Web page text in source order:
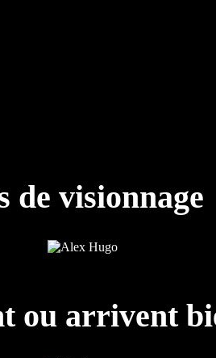
de visionnage
ou arrivent